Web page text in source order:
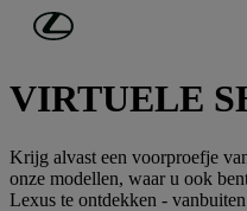
Ga naar de hoofdinhoud
FINANCIERING
VIRTUELE
Krijg alvast een voorproefje
onze modellen, waar u ook
Lexus te ontdekken -